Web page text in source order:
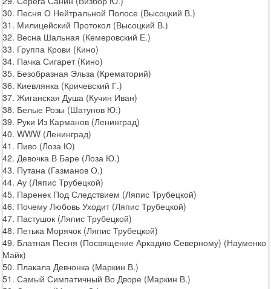
30. Песня О Нейтральной Полосе (Высоцкий В.)
31. Милицейский Протокол (Высоцкий В.)
32. Весна Шальная (Кемеровский Е.)
33. Группа Крови (Кино)
34. Пачка Сигарет (Кино)
35. Безобразная Эльза (Крематорий)
36. Киевлянка (Кричевский Г.)
37. Жиганская Душа (Кучин Иван)
38. Белые Розы (Шатунов Ю.)
39. Руки Из Карманов (Ленинград)
40. WWW (Ленинград)
41. Пиво (Лоза Ю)
42. Девочка В Баре (Лоза Ю.)
43. Путана (Газманов О.)
44. Ау (Ляпис Трубецкой)
45. Паренек Под Следствием (Ляпис Трубецкой)
46. Почему Любовь Уходит (Ляпис Трубецкой)
47. Пастушок (Ляпис Трубецкой)
48. Петька Морячок (Ляпис Трубецкой)
49. Блатная Песня (Посвящение Аркадию Северному) (Науменко
Майк)
50. Плакала Девчонка (Маркин В.)
51. Самый Симпатичный Во Дворе (Маркин В.)